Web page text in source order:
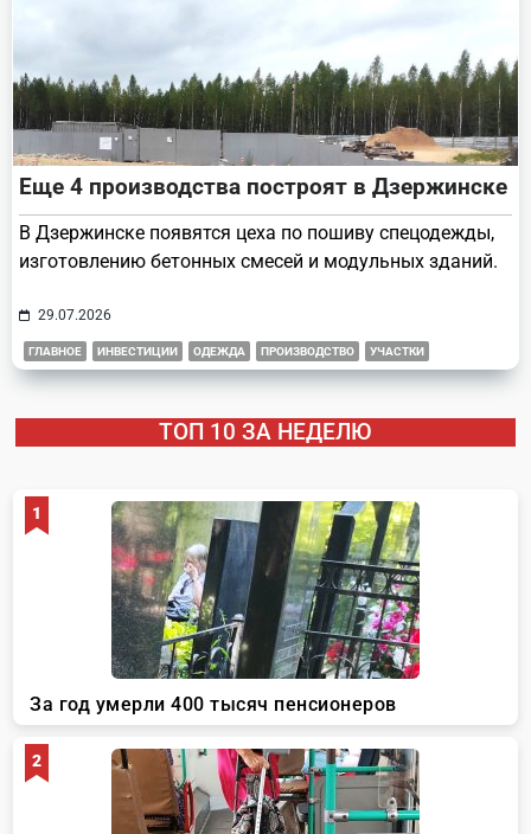
Еще 4 производства построят в Дзержинске
В Дзержинске появятся цеха по пошиву спецодежды,
изготовлению бетонных смесей и модульных зданий.
29.07.2026
ГЛАВНОЕ ИНВЕСТИЦИИ ОДЕЖДА ПРОИЗВОДСТВО УЧАСТКИ
ТОП 10 ЗА НЕДЕЛЮ